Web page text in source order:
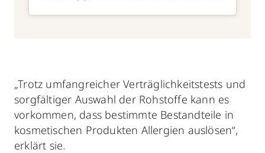
„Trotz umfangreicher Verträglichkeitstests und
sorgfältiger Auswahl der Rohstoffe kann es
vorkommen, dass bestimmte Bestandteile in
kosmetischen Produkten Allergien auslösen“,
erklärt sie.